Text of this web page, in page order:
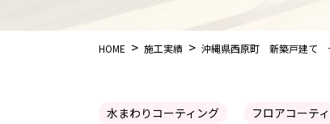
HOME 施工実績 沖縄県西原町 新築戸建て
水まわりコーティング フロアコーテ